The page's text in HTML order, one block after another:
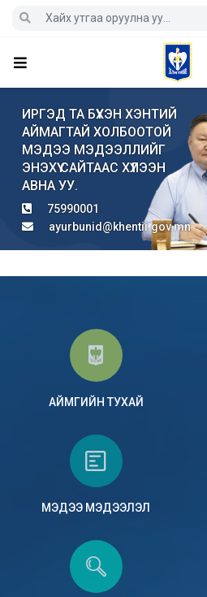
ИРГЭД ТА БҮХЭН ХЭНТИЙ
АЙМАГТАЙ ХОЛБООТОЙ
МЭДЭЭ МЭДЭЭЛЛИЙГ
ЭНЭХҮҮ САЙТААС ХҮЛЭЭН
АВНА УУ.
75990001
ayurbunid@khentii.gov.mn
АЙМГИЙН ТУХАЙ
МЭДЭЭ МЭДЭЭЛЭЛ